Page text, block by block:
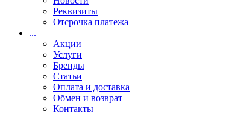
Реквизиты
Отсрочка платежа
...
Акции
Услуги
Бренды
Статьи
Оплата и доставка
Обмен и возврат
Контакты